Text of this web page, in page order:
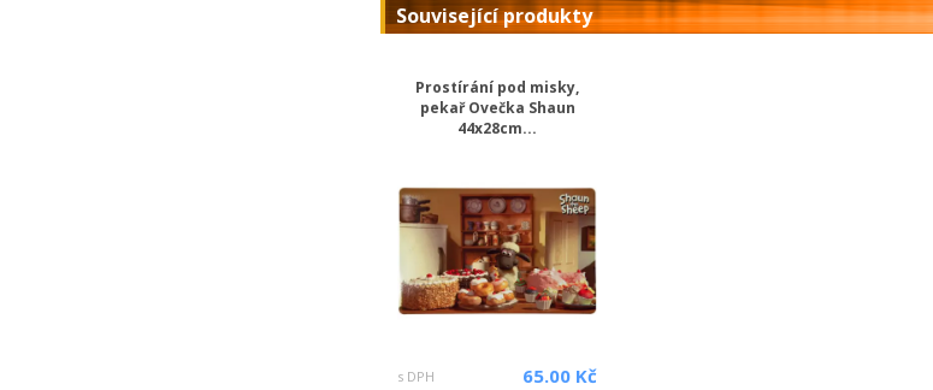
Související produkty
Prostírání pod misky,
pekař Ovečka Shaun
44x28cm...
s DPH 65.00 Kč